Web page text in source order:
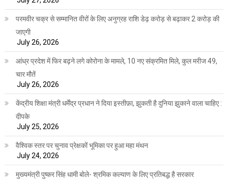
परमवीर चक्र से सम्मानित वीरों के लिए अनुग्रह राशि डेढ़ करोड़ से बढ़ाकर 2 करोड़ की
जाएगी
July 26, 2026
आंध्र प्रदेश में फिर बढ़ने लगे कोरोना के मामले, 10 नए संक्रमित मिले, कुल मरीज 49,
चार मौतें
July 26, 2026
केंद्रीय शिक्षा मंत्री धर्मेंद्र प्रधान ने दिया इस्तीफ़ा, झुकती है दुनिया झुकाने वाला चाहिए :
दीपके
July 25, 2026
वैश्विक स्तर पर चुनाव प्रेक्षकों भूमिका पर हुआ महा मंथन
July 24, 2026
मुख्यमंत्री पुष्कर सिंह धामी बोले- श्रमिक कल्याण के लिए प्रतिबद्ध है सरकार